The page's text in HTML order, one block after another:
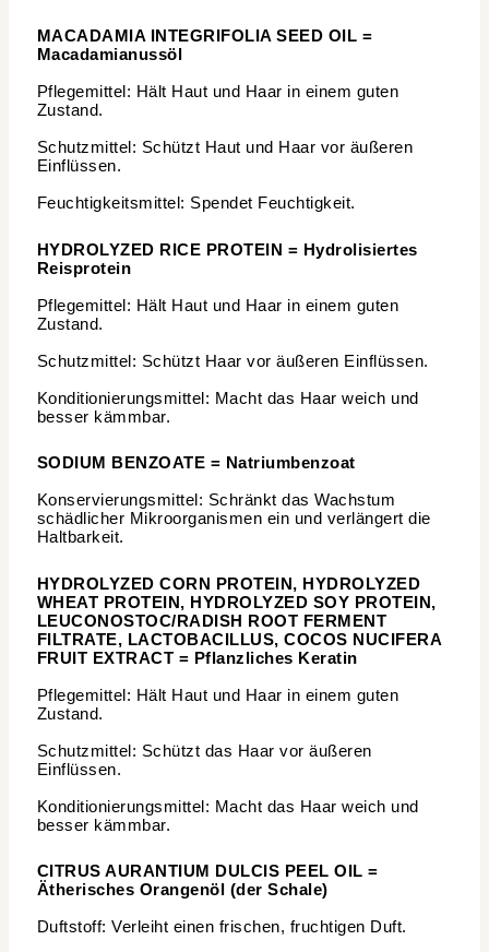
MACADAMIA INTEGRIFOLIA SEED OIL =
Macadamianussöl
Pflegemittel: Hält Haut und Haar in einem guten
Zustand.
Schutzmittel: Schützt Haut und Haar vor äußeren
Einflüssen.
Feuchtigkeitsmittel: Spendet Feuchtigkeit.
HYDROLYZED RICE PROTEIN = Hydrolisiertes
Reisprotein
Pflegemittel: Hält Haut und Haar in einem guten
Zustand.
Schutzmittel: Schützt Haar vor äußeren Einflüssen.
Konditionierungsmittel: Macht das Haar weich und
besser kämmbar.
SODIUM BENZOATE = Natriumbenzoat
Konservierungsmittel: Schränkt das Wachstum
schädlicher Mikroorganismen ein und verlängert die
Haltbarkeit.
HYDROLYZED CORN PROTEIN, HYDROLYZED
WHEAT PROTEIN, HYDROLYZED SOY PROTEIN,
LEUCONOSTOC/RADISH ROOT FERMENT
FILTRATE, LACTOBACILLUS, COCOS NUCIFERA
FRUIT EXTRACT = Pflanzliches Keratin
Pflegemittel: Hält Haut und Haar in einem guten
Zustand.
Schutzmittel: Schützt das Haar vor äußeren
Einflüssen.
Konditionierungsmittel: Macht das Haar weich und
besser kämmbar.
CITRUS AURANTIUM DULCIS PEEL OIL =
Ätherisches Orangenöl (der Schale)
Duftstoff: Verleiht einen frischen, fruchtigen Duft.